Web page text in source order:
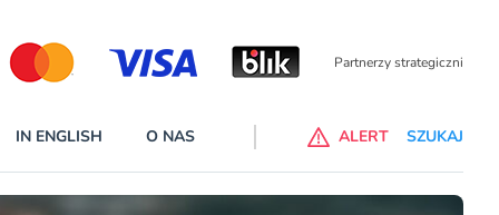
Partnerzy wspierający
IN ENGLISH O NAS ALERT SZUKAJ